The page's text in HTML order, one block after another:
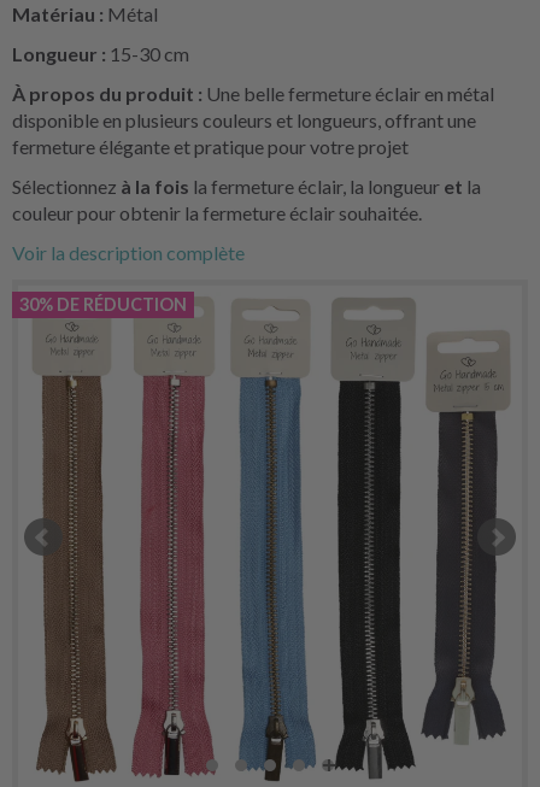
Matériau : Métal
Longueur : 15-30 cm
À propos du produit : Une belle fermeture éclair en métal
disponible en plusieurs couleurs et longueurs, offrant une
fermeture élégante et pratique pour votre projet
Sélectionnez à la fois la fermeture éclair, la longueur et la
couleur pour obtenir la fermeture éclair souhaitée.
Voir la description complète
30% DE RÉDUCTION